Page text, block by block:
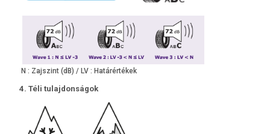
N : Zajszint (dB) / LV : Határértékek
4. Téli tulajdonságok